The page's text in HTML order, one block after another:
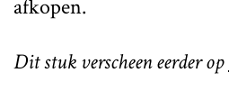
afkopen.
Dit stuk verscheen eerder op